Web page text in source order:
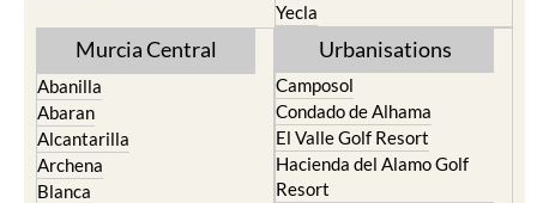
Yecla
Murcia Central
Abanilla
Abaran
Alcantarilla
Archena
Blanca
Urbanisations
Camposol
Condado de Alhama
El Valle Golf Resort
Hacienda del Alamo Golf
Resort